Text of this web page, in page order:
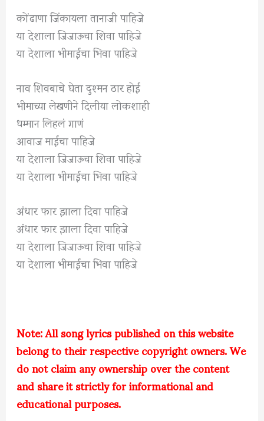
कोंढाणा जिंकायला तानाजी पाहिजे
या देशाला जिजाऊचा शिवा पाहिजे
या देशाला भीमाईचा भिवा पाहिजे
नाव शिवबाचे घेता दुश्मन ठार होई
भीमाच्या लेखणीने दिलीया लोकशाही
धम्मान लिहलं गाणं
आवाज माईचा पाहिजे
या देशाला जिजाऊचा शिवा पाहिजे
या देशाला भीमाईचा भिवा पाहिजे
अंधार फार झाला दिवा पाहिजे
अंधार फार झाला दिवा पाहिजे
या देशाला जिजाऊचा शिवा पाहिजे
या देशाला भीमाईचा भिवा पाहिजे
Note: All song lyrics published on this website
belong to their respective copyright owners. We
do not claim any ownership over the content
and share it strictly for informational and
educational purposes.